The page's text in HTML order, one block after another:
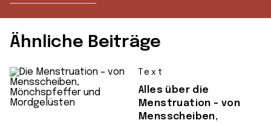
Ähnliche Beiträge
Text
Alles über die
Menstruation – von
Mensscheiben,